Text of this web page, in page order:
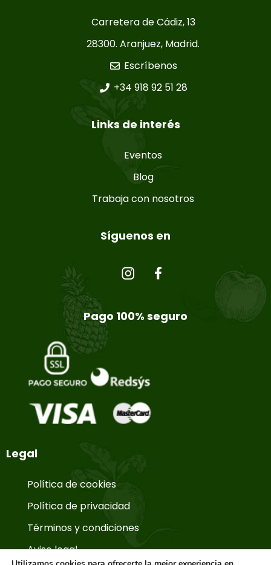
Carretera de Cádiz, 13
28300. Aranjuez, Madrid.
Escríbenos
+34 918 92 51 28
Links de interés
Eventos
Blog
Trabaja con nosotros
Síguenos en
Pago 100% seguro
Legal
Política de cookies
Política de privacidad
Términos y condiciones
Aviso legal